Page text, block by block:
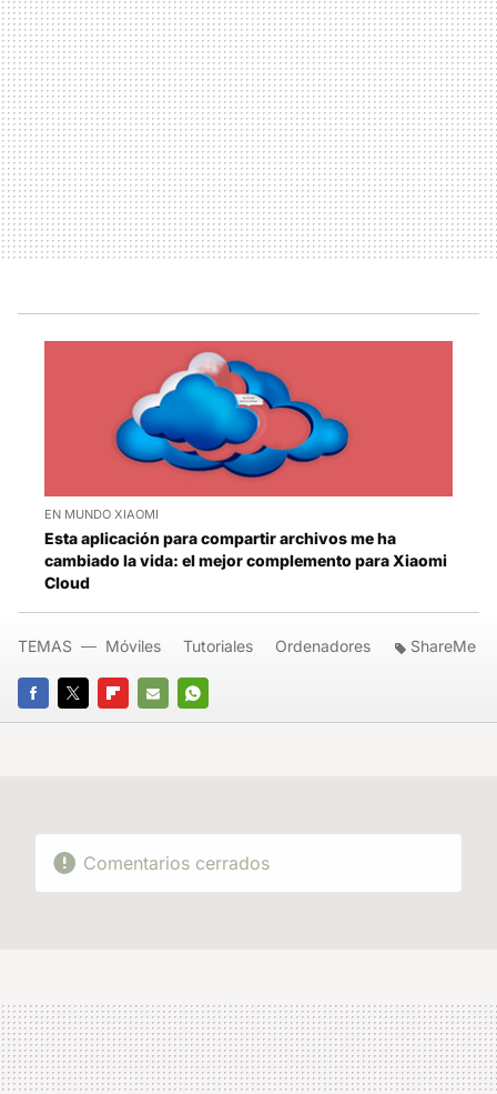
EN MUNDO XIAOMI
Esta aplicación para compartir archivos me ha
cambiado la vida: el mejor complemento para Xiaomi
Cloud
FACEBOOK
TWITTERFLIPBOARD
E-
WHATSAPP
TEMAS Móviles Tutoriales Ordenadores ShareMe
Comentarios cerrados